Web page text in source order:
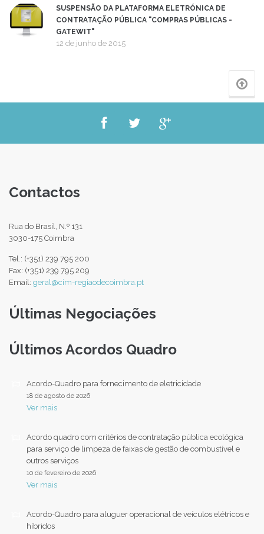
SUSPENSÃO DA PLATAFORMA ELETRÓNICA DE
CONTRATAÇÃO PÚBLICA "COMPRAS PÚBLICAS -
GATEWIT"
12 de junho de 2015
Contactos
Rua do Brasil, N.º 131
3030-175 Coimbra
Tel.: (+351) 239 795 200
Fax: (+351) 239 795 209
Email: geral@cim-regiaodecoimbra.pt
Últimas Negociações
Últimos Acordos Quadro
Acordo-Quadro para fornecimento de eletricidade
18 de agosto de 2026
Ver mais
Acordo quadro com critérios de contratação pública ecológica
para serviço de limpeza de faixas de gestão de combustível e
outros serviços
10 de fevereiro de 2026
Ver mais
Acordo-Quadro para aluguer operacional de veículos elétricos e
híbridos